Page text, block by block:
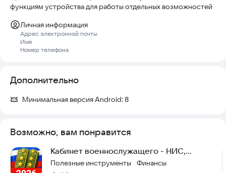
функциям устройства для работы отдельных возможностей
Личная информация
Адрес электронной почты
Имя
Номер телефона
Дополнительно
Минимальная версия Android:8
Возможно, вам понравится
Кабинет военнослужащего - НИС,
выплаты, ДД, пенсия
Полезные инструменты · Финансы